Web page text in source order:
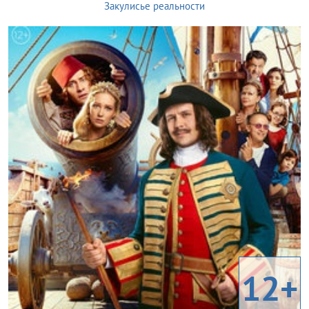
Закулисье реальности
12+